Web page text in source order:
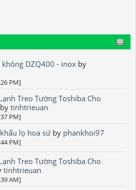
DZQ400 - inox by
PM]
Treo Tường Toshiba Cho
bytinhtrieuan
PM]
lọ hoa sứby phankhoi97
PM]
Treo Tường Toshiba Cho
tinhtrieuan
AM]